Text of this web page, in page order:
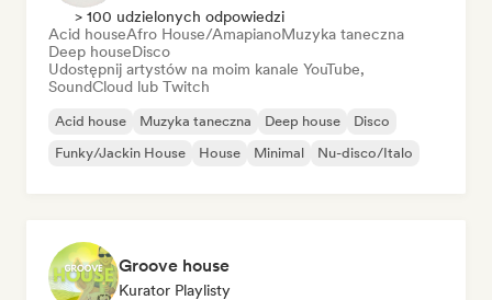
> 100 udzielonych odpowiedzi
Acid houseAfro House/AmapianoMuzyka taneczna
Deep houseDisco
Udostępnij artystów na moim kanale YouTube,
SoundCloud lub Twitch
Acid house Muzyka taneczna Deep house
Disco
Funky/Jackin House
House Minimal Nu-disco/Italo
Groove house
Kurator Playlisty